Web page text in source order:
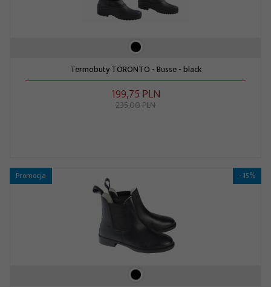
Termobuty TORONTO - Busse - black
199,75 PLN
235,00 PLN
Promocja - 15%